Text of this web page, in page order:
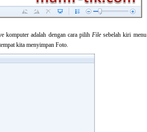
komputer adalah dengan cara pilihFilesebelah kiri menu
kita menyimpan Foto.